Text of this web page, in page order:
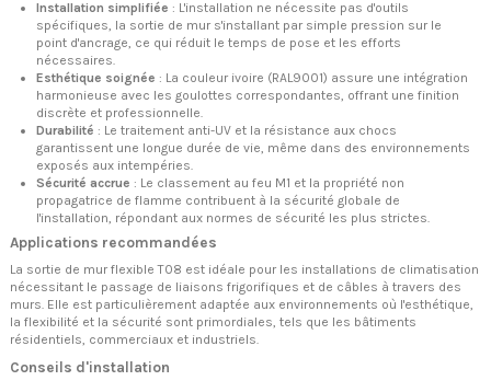
Installation simplifiée : L'installation ne nécessite pas d'outils
spécifiques, la sortie de mur s'installant par simple pression sur le
point d'ancrage, ce qui réduit le temps de pose et les efforts
nécessaires.
Esthétique soignée : La couleur ivoire (RAL9001) assure une intégration
harmonieuse avec les goulottes correspondantes, offrant une finition
discrète et professionnelle.
Durabilité : Le traitement anti-UV et la résistance aux chocs
garantissent une longue durée de vie, même dans des environnements
exposés aux intempéries.
Sécurité accrue : Le classement au feu M1 et la propriété non
propagatrice de flamme contribuent à la sécurité globale de
l'installation, répondant aux normes de sécurité les plus strictes.
Applications recommandées
La sortie de mur flexible T08 est idéale pour les installations de climatisation
nécessitant le passage de liaisons frigorifiques et de câbles à travers des
murs. Elle est particulièrement adaptée aux environnements où l'esthétique,
la flexibilité et la sécurité sont primordiales, tels que les bâtiments
résidentiels, commerciaux et industriels.
Conseils d'installation